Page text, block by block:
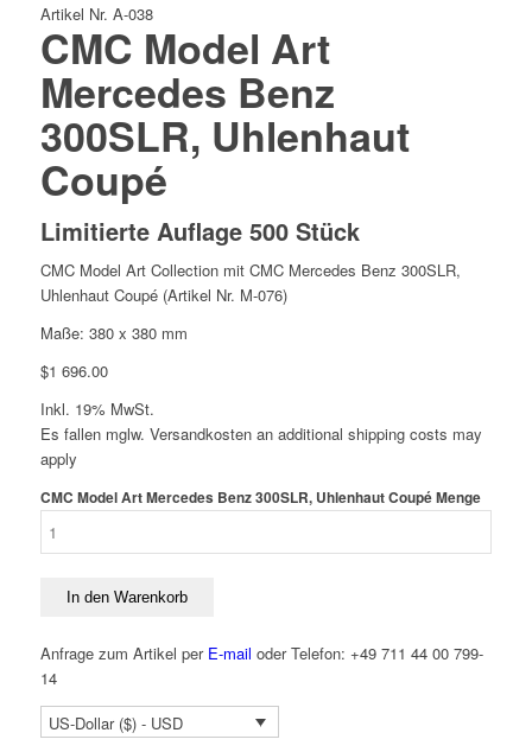
Artikel Nr. A-038
CMC Model Art
Mercedes Benz
300SLR, Uhlenhaut
Coupé
Limitierte Auflage 500 Stück
CMC Model Art Collection mit CMC Mercedes Benz 300SLR,
Uhlenhaut Coupé (Artikel Nr. M-076)
Maße: 380 x 380 mm
$1 696.00
Inkl. 19% MwSt.
Es fallen mglw. Versand­kosten an additional shipping costs may
apply
CMC Model Art Mercedes Benz 300SLR, Uhlenhaut Coupé Menge
In den Warenkorb
Anfrage zum Artikel per E-mail oder Telefon: +49 711 44 00 799-
14
US-Dollar ($) - USD